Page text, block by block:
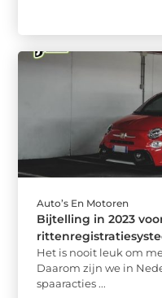
Auto’s En Motoren
Bijtelling in 2023
Het is nooit leuk om
Daarom zijn we in
spaaracties ...